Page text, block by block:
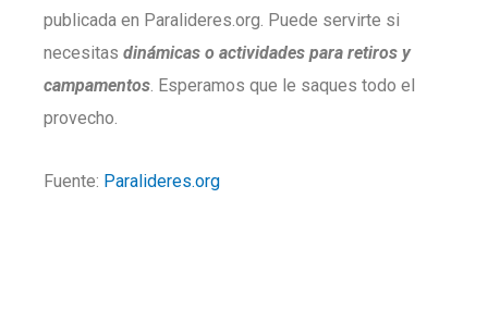
publicada en Paralideres.org. Puede servirte si
necesitas dinámicas o actividades para retiros y
campamentos. Esperamos que le saques todo el
provecho.
Fuente: Paralideres.org